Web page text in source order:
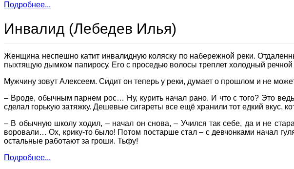
Подробнее...
Инвалид (Лебедев Илья)
Женщина неспешно катит инвалидную коляску по набережной реки.
пыхтящую дымком папиросу. Его с проседью волосы треплет холодный
Мужчину зовут Алексеем. Сидит он теперь у реки, думает о прошлом и не
– Вроде, обычным парнем рос… Ну, курить начал рано. И что с того? Это
сделал горькую затяжку. Дешевые сигареты все ещё хранили тот едкий вкус,
– В обычную школу ходил, – начал он снова, – Учился так себе, да и не
воровали… Ох, крику-­то было! Потом постарше стал – с девчонками начал
остальные работают за гроши. Тьфу!
Подробнее...